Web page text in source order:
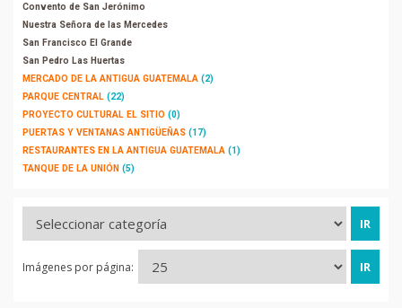
Convento de San Jerónimo
Nuestra Señora de las Mercedes
San Francisco El Grande
San Pedro Las Huertas
MERCADO DE LA ANTIGUA GUATEMALA (2)
PARQUE CENTRAL (22)
PROYECTO CULTURAL EL SITIO (0)
PUERTAS Y VENTANAS ANTIGÜEÑAS (17)
RESTAURANTES EN LA ANTIGUA GUATEMALA (1)
TANQUE DE LA UNIÓN (5)
Imágenes por página: